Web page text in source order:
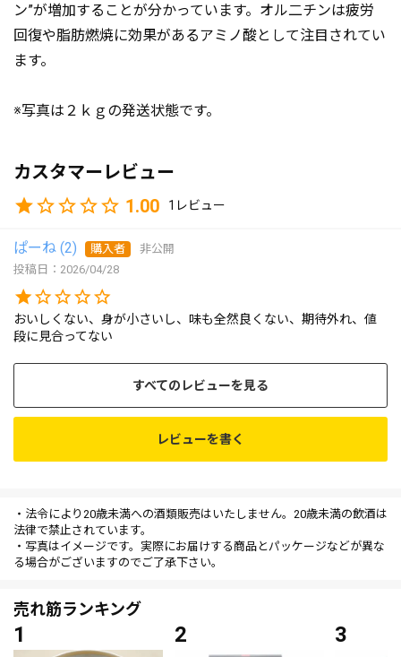
ン”が増加することが分かっています。オル二チンは疲労
回復や脂肪燃焼に効果があるアミノ酸として注目されてい
ます。
※写真は２ｋｇの発送状態です。
カスタマーレビュー
1.00
1
ぱーね 2 購入者
非公開
投稿日
2026/04/28
おいしくない、身が小さいし、味も全然良くない、期待外れ、値
段に見合ってない
すべてのレビューを見る
レビューを書く
・法令により20歳未満への酒類販売はいたしません。20歳未満の飲酒は
法律で禁止されています。
・写真はイメージです。実際にお届けする商品とパッケージなどが異な
る場合がございますのでご了承下さい。
売れ筋ランキング